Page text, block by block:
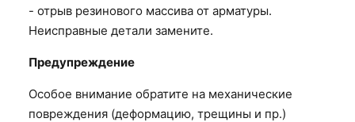
- отрыв резинового массива от арматуры.
Неисправные детали замените.
Предупреждение
Особое внимание обратите на механические
повреждения (деформацию, трещины и пр.)